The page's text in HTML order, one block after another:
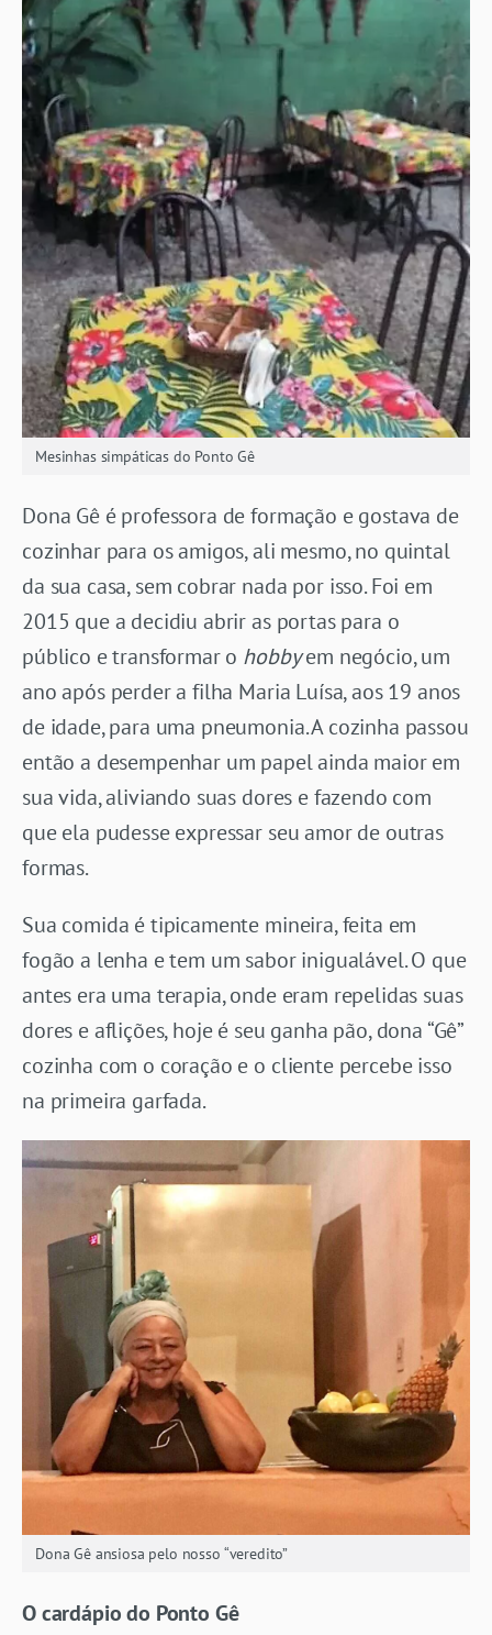
Mesinhas simpáticas do Ponto Gê
Dona Gê é professora de formação e gostava de
cozinhar para os amigos, ali mesmo, no quintal
da sua casa, sem cobrar nada por isso. Foi em
2015 que a decidiu abrir as portas para o
público e transformar o hobbyem negócio, um
ano após perder a filha Maria Luísa, aos 19 anos
de idade, para uma pneumonia. A cozinha passou
então a desempenhar um papel ainda maior em
sua vida, aliviando suas dores e fazendo com
que ela pudesse expressar seu amor de outras
formas.
Sua comida é tipicamente mineira, feita em
fogão a lenha e tem um sabor inigualável. O que
antes era uma terapia, onde eram repelidas suas
dores e aflições, hoje é seu ganha pão, dona “Gê”
cozinha com o coração e o cliente percebe isso
na primeira garfada.
Dona Gê ansiosa pelo nosso “veredito”
O cardápio do Ponto Gê